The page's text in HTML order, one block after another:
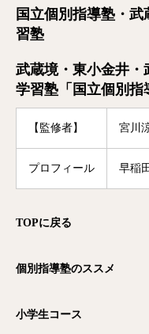
国立個別指導塾・
習塾
武蔵境・東小金井・
学習塾「国立個別指
【監修者】 宮川
プロフィール 早稲
TOPに戻る
個別指導塾のススメ
小学生コース